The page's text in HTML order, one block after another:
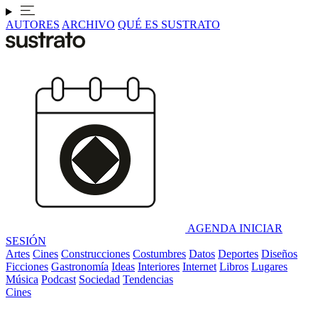
AUTORES ARCHIVO QUÉ ES SUSTRATO
AGENDA INICIAR
SESIÓN
Artes Cines Construcciones Costumbres Datos Deportes Diseños
Ficciones Gastronomía Ideas Interiores Internet Libros Lugares
Música Podcast Sociedad Tendencias
Cines